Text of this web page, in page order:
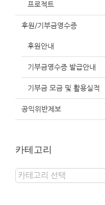
프로젝트
후원/기부금영수증
후원안내
기부금영수증 발급안내
기부금 모금 및 활용실적
공익위반제보
카테고리
카
테